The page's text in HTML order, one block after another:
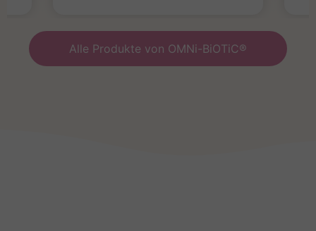
Alle Produkte von OMNi-BiOTiC®